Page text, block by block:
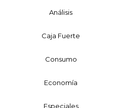
Análisis
Caja Fuerte
Consumo
Economía
Especiales